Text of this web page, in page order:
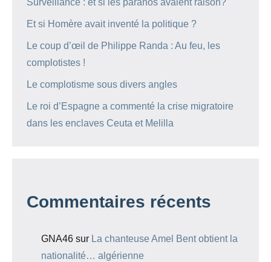
Surveillance : et si les paranos avaient raison?
Et si Homère avait inventé la politique ?
Le coup d’œil de Philippe Randa : Au feu, les
complotistes !
Le complotisme sous divers angles
Le roi d’Espagne a commenté la crise migratoire
dans les enclaves Ceuta et Melilla
Commentaires récents
GNA46 sur La chanteuse Amel Bent obtient la
nationalité… algérienne